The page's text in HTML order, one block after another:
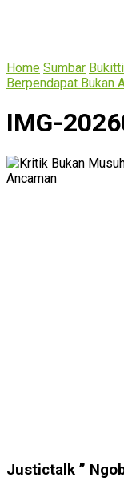
Home Sumbar
Berpendapat Bukan
IMG-
Justictalk ”